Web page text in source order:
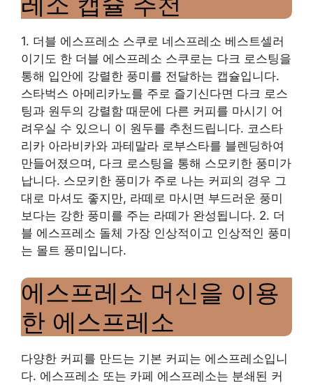
1. 더블 에스프레소 스쿠로 네스프레소 베스트셀러
이기도 한 더블 에스프레소 스쿠로는 다크 로스팅을
통해 입안에 강렬한 풍미를 전달하는 캡슐입니다.
스타벅스 아메리카노를 주로 즐기신다면 다크 로스
팅과 원두의 강렬함 때문에 다른 커피를 마시기 어
려우실 수 있으니 이 원두를 추천드립니다. 코스타
리카 아라비카와 과테말라 로부스타를 블렌딩하여
만들어졌으며, 다크 로스팅을 통해 스모키한 풍미가
납니다. 스모키한 풍미가 주로 나는 커피의 경우 그
대로 마셔도 좋지만, 라떼로 마시면 부드러운 풍미
보다는 강한 풍미를 주는 라떼가 완성됩니다. 2. 더
블 에스프레소 돌체 가장 인상적이고 인상적인 풍미
는 몰트 풍미입니다.
에스프레소 머신을 이용
한 에스프레소
다양한 커피를 만드는 기본 커피는 에스프레소입니
다. 에스프레소 또는 카페 에스프레소는 분쇄된 커